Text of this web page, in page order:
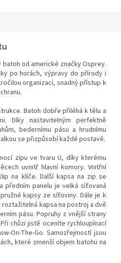
od americké značky Osprey.
po horách, výpravy do přírody i
organizaci, snadný přístup k
Batoh dobře přiléhá k tělu a
Díky nastavitelným perfektně
bedernímu pásu a hrudnímu
se přizpůsobí každé postavě.
zipu ve tvaru U, díky kterému
uvnitř hlavní komory. Vnitřní
na klíče. Další kapsa na zip se
předním panelu je velká síťovaná
kapsy ze síťoviny. Dále je k
kapsa na postroj a dvě
pásu. Popruhy z vnější strany
chůzi jistě oceníte rychloupínací
On-The-Go. Samozřejmostí jsou
které zmenší objem batohu na